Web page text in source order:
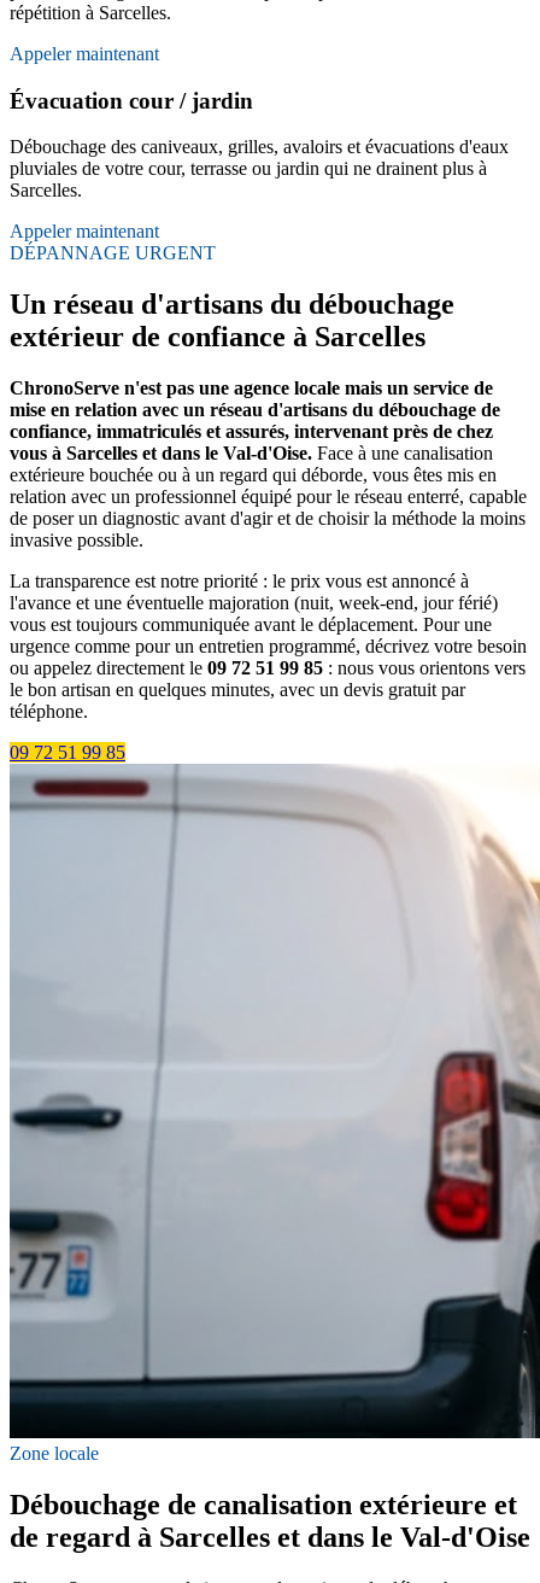
répétition à Sarcelles.
Appeler maintenant
Évacuation cour / jardin
Débouchage des caniveaux, grilles, avaloirs et évacuations d'eaux
pluviales de votre cour, terrasse ou jardin qui ne drainent plus à
Sarcelles.
Appeler maintenant
DÉPANNAGE URGENT
Un réseau d'artisans du débouchage
extérieur de confiance à Sarcelles
ChronoServe n'est pas une agence locale mais un service de
mise en relation avec un réseau d'artisans du débouchage de
confiance, immatriculés et assurés, intervenant près de chez
vous à Sarcelles et dans le Val-d'Oise. Face à une canalisation
extérieure bouchée ou à un regard qui déborde, vous êtes mis en
relation avec un professionnel équipé pour le réseau enterré, capable
de poser un diagnostic avant d'agir et de choisir la méthode la moins
invasive possible.
La transparence est notre priorité : le prix vous est annoncé à
l'avance et une éventuelle majoration (nuit, week-end, jour férié)
vous est toujours communiquée avant le déplacement. Pour une
urgence comme pour un entretien programmé, décrivez votre besoin
ou appelez directement le 09 72 51 99 85 : nous vous orientons vers
le bon artisan en quelques minutes, avec un devis gratuit par
téléphone.
09 72 51 99 85
Zone locale
Débouchage de canalisation extérieure et
de regard à Sarcelles et dans le Val-d'Oise